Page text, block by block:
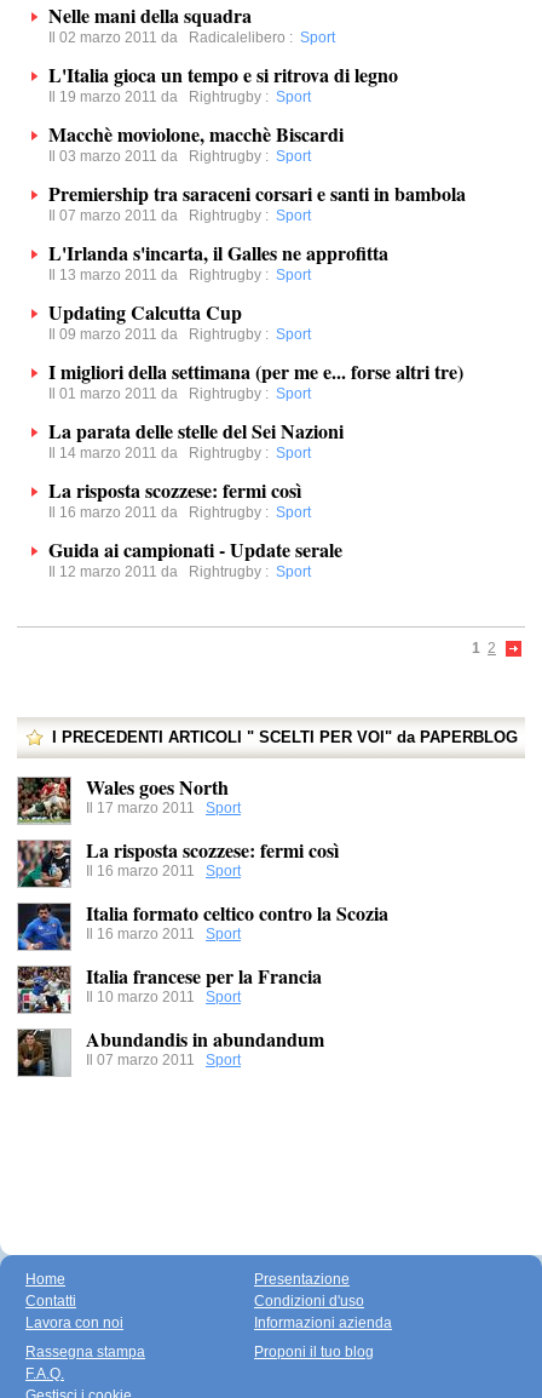
Nelle mani della squadra
Il 02 marzo 2011 da Radicalelibero : Sport
L'Italia gioca un tempo e si ritrova di legno
Il 19 marzo 2011 da Rightrugby : Sport
Macchè moviolone, macchè Biscardi
Il 03 marzo 2011 da Rightrugby : Sport
Premiership tra saraceni corsari e santi in bambola
Il 07 marzo 2011 da Rightrugby : Sport
L'Irlanda s'incarta, il Galles ne approfitta
Il 13 marzo 2011 da Rightrugby : Sport
Updating Calcutta Cup
Il 09 marzo 2011 da Rightrugby : Sport
I migliori della settimana (per me e... forse altri tre)
Il 01 marzo 2011 da Rightrugby : Sport
La parata delle stelle del Sei Nazioni
Il 14 marzo 2011 da Rightrugby : Sport
La risposta scozzese: fermi così
Il 16 marzo 2011 da Rightrugby : Sport
Guida ai campionati - Update serale
Il 12 marzo 2011 da Rightrugby : Sport
1 2
I PRECEDENTI ARTICOLI " SCELTI PER VOI" da PAPERBLOG
Wales goes North
Il 17 marzo 2011 Sport
La risposta scozzese: fermi così
Il 16 marzo 2011 Sport
Italia formato celtico contro la Scozia
Il 16 marzo 2011 Sport
Italia francese per la Francia
Il 10 marzo 2011 Sport
Abundandis in abundandum
Il 07 marzo 2011 Sport
Home
Contatti
Lavora con noi
Presentazione
Condizioni d'uso
Informazioni azienda
Rassegna stampa
F.A.Q.
Proponi il tuo blog